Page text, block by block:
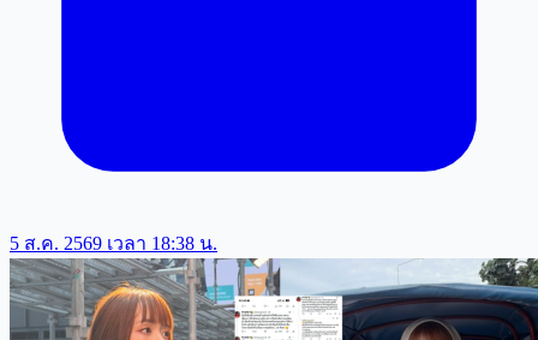
5 ส.ค. 2569 เวลา 18:38 น.